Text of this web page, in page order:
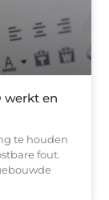
werkt en
te houden
fout.